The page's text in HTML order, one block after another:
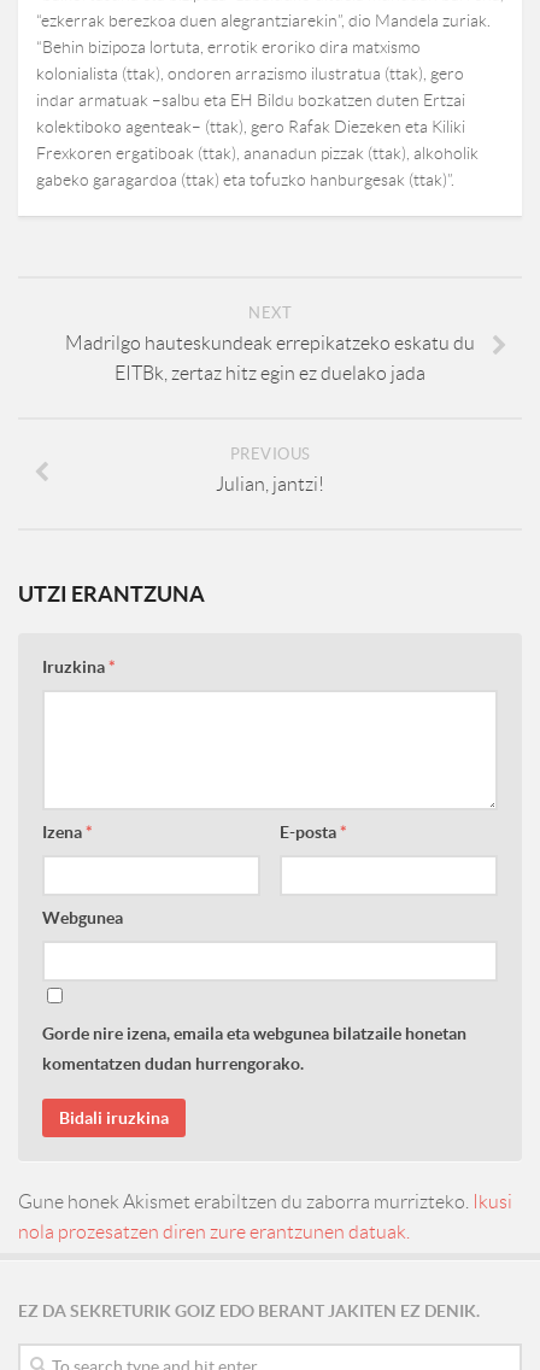
“ezkerrak berezkoa duen alegrantziarekin”, dio Mandela zuriak.
“Behin bizipoza lortuta, errotik eroriko dira matxismo
kolonialista (ttak), ondoren arrazismo ilustratua (ttak), gero
indar armatuak –salbu eta EH Bildu bozkatzen duten Ertzai
kolektiboko agenteak– (ttak), gero Rafak Diezeken eta Kiliki
Frexkoren ergatiboak (ttak), ananadun pizzak (ttak), alkoholik
gabeko garagardoa (ttak) eta tofuzko hanburgesak (ttak)”.
NEXT
Madrilgo hauteskundeak errepikatzeko eskatu du
EITBk, zertaz hitz egin ez duelako jada
PREVIOUS
Julian, jantzi!
UTZI ERANTZUNA
Iruzkina*
Izena* E-posta*
Webgunea
Gorde nire izena, emaila eta webgunea bilatzaile honetan
komentatzen dudan hurrengorako.
Gune honek Akismet erabiltzen du zaborra murrizteko.
Ikusi
nola prozesatzen diren zure erantzunen datuak.
EZ DA SEKRETURIK GOIZ EDO BERANT JAKITEN EZ DENIK.